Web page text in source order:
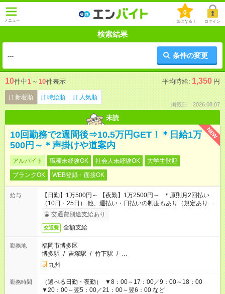
メニュー
0
気になる！ ログイン
検索結果
--- 条件の変更
10件中1 ～ 10件表示 平均時給: 1,350 円
新着順 時給順 人気順
掲載日：2026.08.07
未読
NEW
10回勤務で2週間後⇒10.5万円GET！＊日給1万
500円～＊声掛けや道案内
アルバイト 職種未経験OK 社会人未経験OK
大学生歓迎
ブランクOK
WEB登録・面接OK
給与
【日勤】1万500円～ 【夜勤】1万2500円～ ＊原則月2回払い
（10日・25日） 他、週払い・日払いの制度もあり（規定あり）
＃日収1万円以上
交通費別途支給あり
交通費 全額支給
勤務地
福岡市博多区
博多駅 / 吉塚駅 / 竹下駅 / …
九州
勤務時間
（選べる日勤・夜勤） ▼8：00～17：00／9：00～18：00
▼20：00～翌5：00／21：00～翌6：00 など